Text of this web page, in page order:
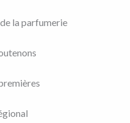
la parfumerie